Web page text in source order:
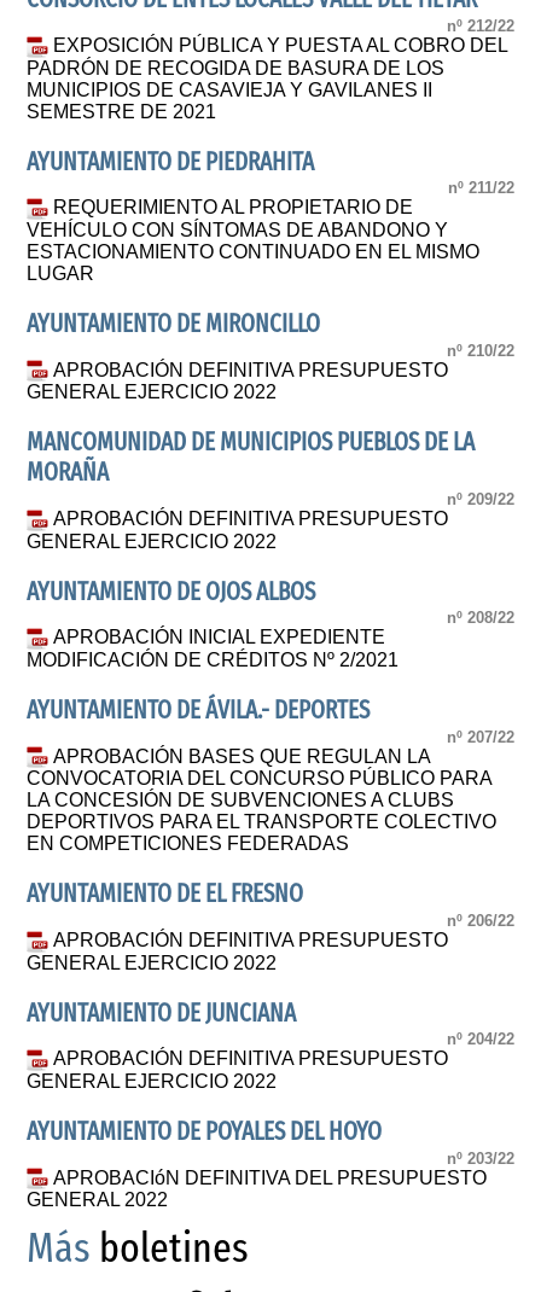
nº 212/22
EXPOSICIÓN PÚBLICA Y PUESTA AL COBRO DEL
PADRÓN DE RECOGIDA DE BASURA DE LOS
MUNICIPIOS DE CASAVIEJA Y GAVILANES II
SEMESTRE DE 2021
AYUNTAMIENTO DE PIEDRAHITA
nº 211/22
REQUERIMIENTO AL PROPIETARIO DE
VEHÍCULO CON SÍNTOMAS DE ABANDONO Y
ESTACIONAMIENTO CONTINUADO EN EL MISMO
LUGAR
AYUNTAMIENTO DE MIRONCILLO
nº 210/22
APROBACIÓN DEFINITIVA PRESUPUESTO
GENERAL EJERCICIO 2022
MANCOMUNIDAD DE MUNICIPIOS PUEBLOS DE LA
MORAÑA
nº 209/22
APROBACIÓN DEFINITIVA PRESUPUESTO
GENERAL EJERCICIO 2022
AYUNTAMIENTO DE OJOS ALBOS
nº 208/22
APROBACIÓN INICIAL EXPEDIENTE
MODIFICACIÓN DE CRÉDITOS Nº 2/2021
AYUNTAMIENTO DE ÁVILA.- DEPORTES
nº 207/22
APROBACIÓN BASES QUE REGULAN LA
CONVOCATORIA DEL CONCURSO PÚBLICO PARA
LA CONCESIÓN DE SUBVENCIONES A CLUBS
DEPORTIVOS PARA EL TRANSPORTE COLECTIVO
EN COMPETICIONES FEDERADAS
AYUNTAMIENTO DE EL FRESNO
nº 206/22
APROBACIÓN DEFINITIVA PRESUPUESTO
GENERAL EJERCICIO 2022
AYUNTAMIENTO DE JUNCIANA
nº 204/22
APROBACIÓN DEFINITIVA PRESUPUESTO
GENERAL EJERCICIO 2022
AYUNTAMIENTO DE POYALES DEL HOYO
nº 203/22
APROBACIóN DEFINITIVA DEL PRESUPUESTO
GENERAL 2022
Más boletines